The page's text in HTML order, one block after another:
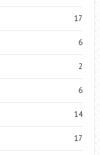
17
6
2
6
14
17